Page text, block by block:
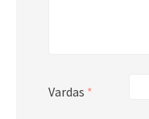
Vardas *